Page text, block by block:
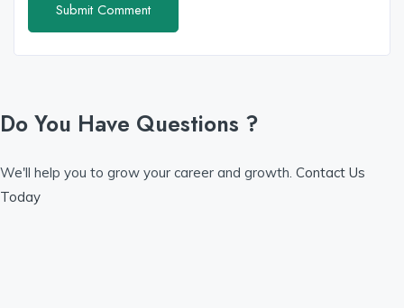
Do You Have Questions ?
We'll help you to grow your career and growth. Contact Us
Today